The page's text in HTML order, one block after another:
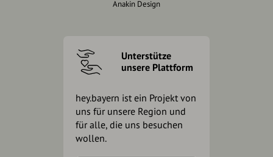
Anakin Design
Unterstütze
unsere Plattform
hey.bayern ist ein Projekt von
uns für unsere Region und
für alle, die uns besuchen
wollen.